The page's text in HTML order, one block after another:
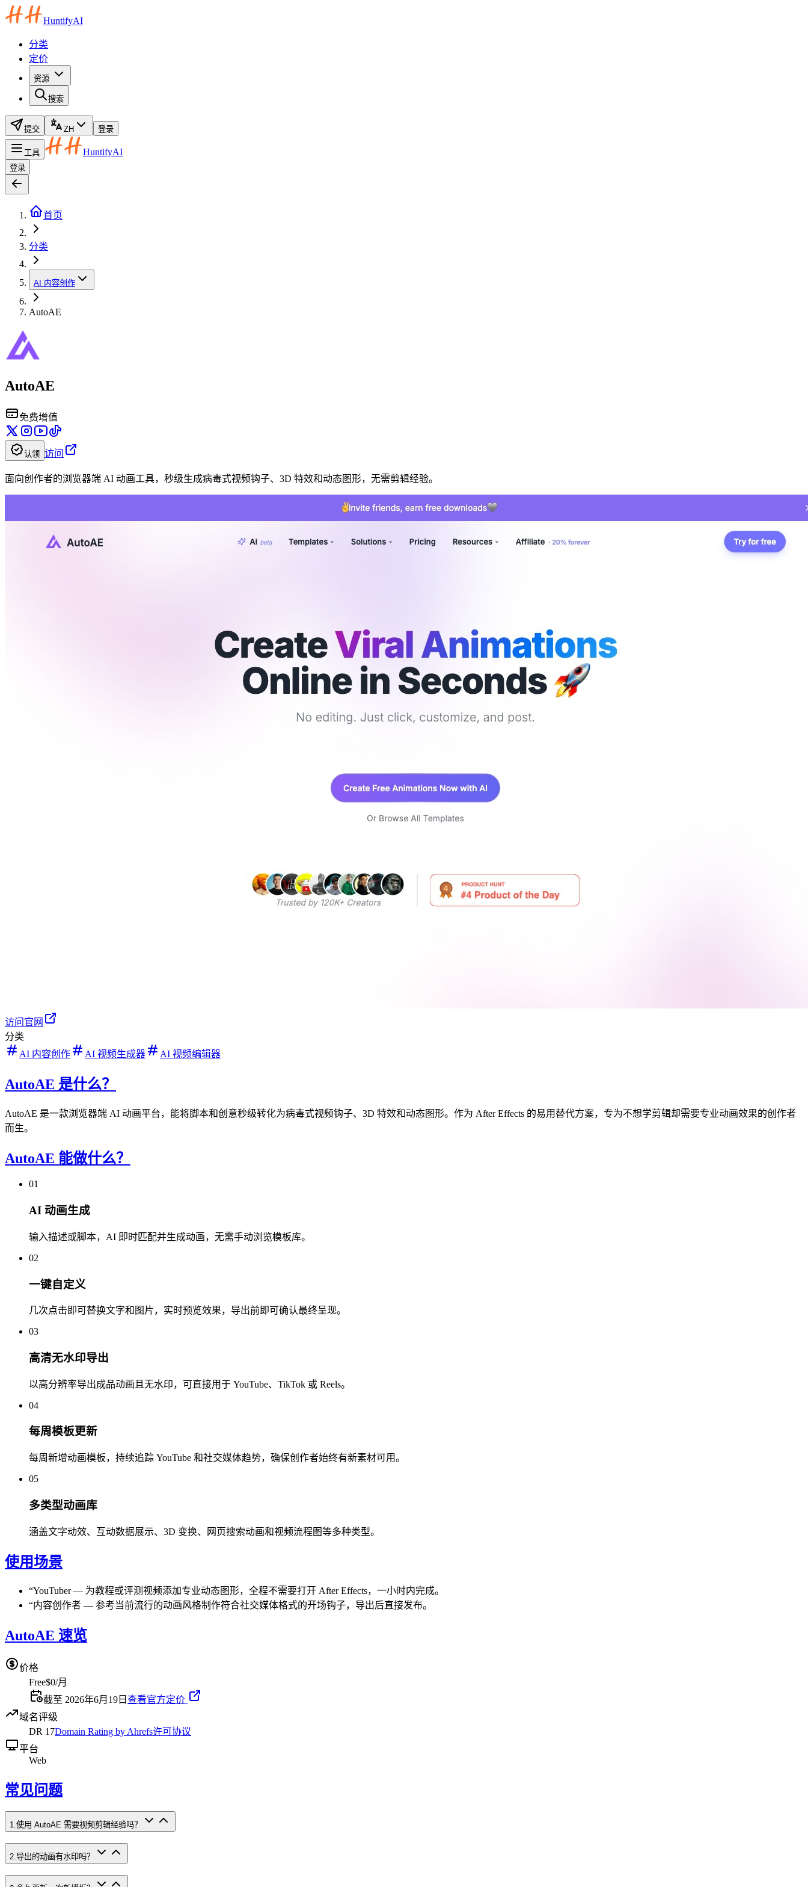
HuntifyAI
分类
定价
资源
搜索
提交 ZH 登录
工具 HuntifyAI
登录
首页
分类
AI 内容创作
AutoAE
AutoAE
免费增值
认领 访问
面向创作者的浏览器端 AI 动画工具，秒级生成病毒式视频钩子、3D 特效和动态图形，无需剪辑经验。
访问官网
分类
AI 内容创作
AI 视频生成器 AI 视频编辑器
AutoAE 是什么？
AutoAE 是一款浏览器端 AI 动画平台，能将脚本和创意秒级转化为病毒式视频钩子、3D 特效和动态图形。作为 After Effects 的易用替代方案，专为不想学剪辑却需要专业动画效果的创作者
而生。
AutoAE 能做什么？
01
AI 动画生成
输入描述或脚本，AI 即时匹配并生成动画，无需手动浏览模板库。
02
一键自定义
几次点击即可替换文字和图片，实时预览效果，导出前即可确认最终呈现。
03
高清无水印导出
以高分辨率导出成品动画且无水印，可直接用于 YouTube、TikTok 或 Reels。
04
每周模板更新
每周新增动画模板，持续追踪 YouTube 和社交媒体趋势，确保创作者始终有新素材可用。
05
多类型动画库
涵盖文字动效、互动数据展示、3D 变换、网页搜索动画和视频流程图等多种类型。
使用场景
“YouTuber— 为教程或评测视频添加专业动态图形，全程不需要打开 After Effects，一小时内完成。
“内容创作者 — 参考当前流行的动画风格制作符合社交媒体格式的开场钩子，导出后直接发布。
AutoAE 速览
价格
Free$0/月
截至 2026年6月19日 查看官方定价
域名评级
DR 17Domain Rating by Ahrefs许可协议
平台
Web
常见问题
1.使用 AutoAE 需要视频剪辑经验吗？
2 导出的动画有水印吗？